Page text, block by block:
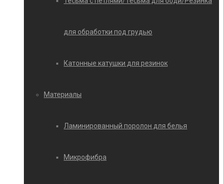
для обработки под грудью
Катонные катушки для резинок
Материалы
Ламинированный поролон для белья
Микрофибра